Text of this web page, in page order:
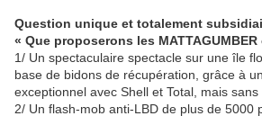
Question unique et totalement
« Que proposerons les
1/ Un spectaculaire spectacle sur une île
base de bidons de récupération, grâce à
exceptionnel avec Shell et Total, mais sans
2/ Un flash-mob anti-LBD de plus de 5000